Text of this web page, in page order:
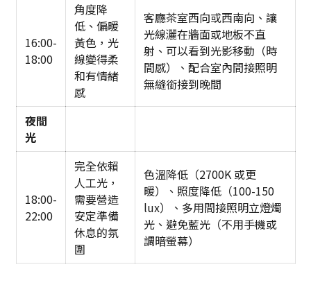
16:00-
18:00
角度降
低、偏暖
黃色，光
線變得柔
和有情緒
感
客廳茶室西向或西南向、讓
光線灑在牆面或地板不直
射、可以看到光影移動（時
間感）、配合室內間接照明
無縫銜接到晚間
夜間
光
18:00-
22:00
完全依賴
人工光，
需要營造
安定準備
休息的氛
圍
色溫降低（2700K 或更
暖）、照度降低（100-150
lux）、多用間接照明立燈燭
光、避免藍光（不用手機或
調暗螢幕）